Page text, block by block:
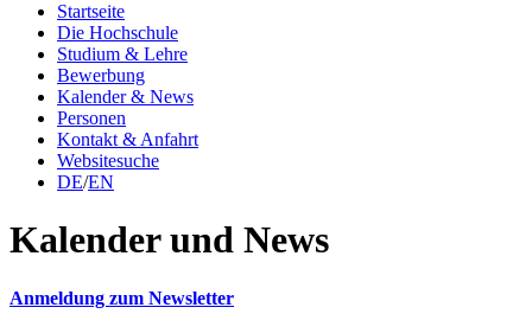
Startseite
Die Hochschule
Studium & Lehre
Bewerbung
Kalender & News
Personen
Kontakt & Anfahrt
Websitesuche
DE/EN
Kalender und News
Anmeldung zum Newsletter